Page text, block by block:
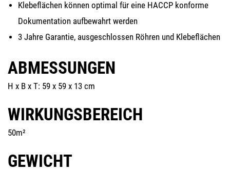
Kle­be­flä­chen kön­nen opti­mal für eine HACCP kon­for­me
Doku­men­ta­ti­on auf­be­wahrt werden
3 Jah­re Garan­tie, aus­ge­schlos­sen Röh­ren und Klebeflächen
ABMESSUNGEN
H x B x T: 59 x 59 x 13 cm
WIRKUNGSBEREICH
50m²
GEWICHT